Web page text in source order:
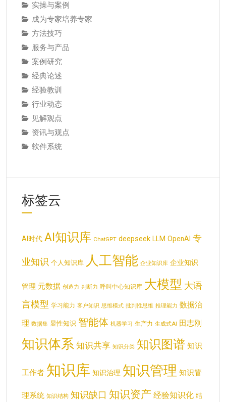
实操与案例
成为专家培养专家
方法技巧
服务与产品
案例研究
经典论述
经验教训
行业动态
见解观点
资讯与观点
软件系统
标签云
AI时代 AI知识库 ChatGPT deepseek LLM OpenAI 专
业知识 个人知识库 人工智能 企业知识库 企业知识
管理 元数据 创造力 判断力 呼叫中心知识库 大模型 大语
言模型 学习能力 客户知识 思维模式 批判性思维 推理能力 数据治
理 数据集 显性知识 智能体 机器学习 生产力 生成式AI 田志刚
知识体系 知识共享 知识分类 知识图谱 知识
工作者 知识库 知识治理 知识管理 知识管
理系统 知识结构 知识缺口 知识资产 经验知识化 结